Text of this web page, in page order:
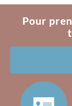
Pour